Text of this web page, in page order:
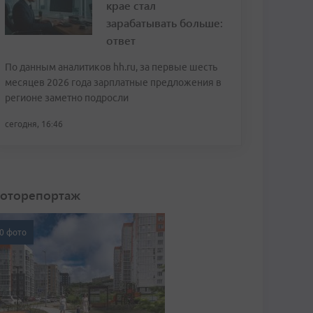
крае стал
зарабатывать больше:
ответ
По данным аналитиков hh.ru, за первые шесть
месяцев 2026 года зарплатные предложения в
регионе заметно подросли
сегодня, 16:46
фото